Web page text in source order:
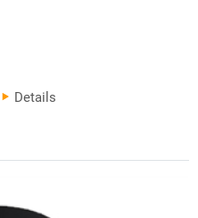
Details